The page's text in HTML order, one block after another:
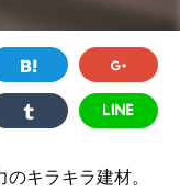
キラキラ建材。